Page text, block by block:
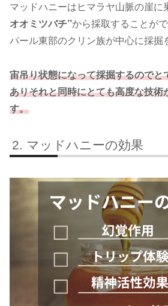
マッドハニーはヒマラヤ山脈の崖に
オオミツバチ’’から採取することが
パール東部のクリン族が中心に採掘
宙吊り状態になって採掘するのでと
ありそれと同時にとても高度な技術
す。
マッドハニーの効果